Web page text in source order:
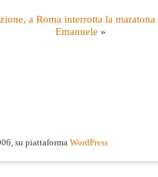
a Roma interrotta la
Emanuele »
su piattaforma WordPress